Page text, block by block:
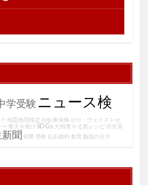
学受験 ニュース検
地図地理検定 自転車保険 ゼロ・ウェイストセ
ー 青天を衝け SDGs 大相撲 やる気レシピ 渋沢栄
聞 紙幣 受験 化石燃料 教育 勉強の仕方